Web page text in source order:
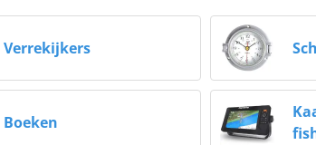
Verrekijkers
Boeken